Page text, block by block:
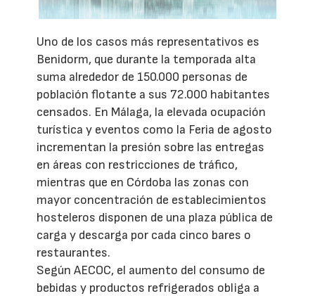
Uno de los casos más representativos es
Benidorm, que durante la temporada alta
suma alrededor de 150.000 personas de
población flotante a sus 72.000 habitantes
censados. En Málaga, la elevada ocupación
turística y eventos como la Feria de agosto
incrementan la presión sobre las entregas
en áreas con restricciones de tráfico,
mientras que en Córdoba las zonas con
mayor concentración de establecimientos
hosteleros disponen de una plaza pública de
carga y descarga por cada cinco bares o
restaurantes.
Según AECOC, el aumento del consumo de
bebidas y productos refrigerados obliga a